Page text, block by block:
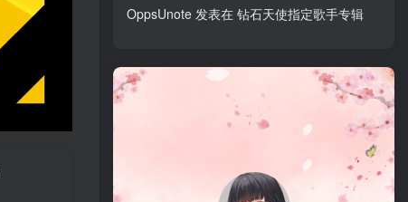
OppsUnote 发表在 钻石天使指定歌手专辑